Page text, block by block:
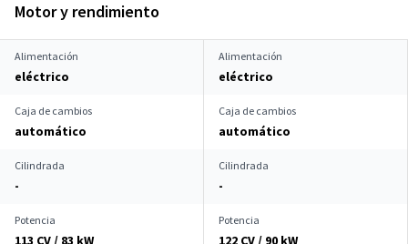
Motor y rendimiento
Alimentación
eléctrico
Alimentación
eléctrico
Caja de cambios
automático
Caja de cambios
automático
Cilindrada
-
Cilindrada
-
Potencia
113 CV / 83 kW
Potencia
122 CV / 90 kW